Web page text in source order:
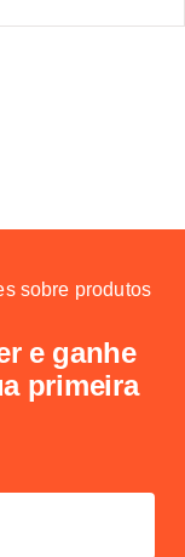
sobre produtos
e ganhe
primeira